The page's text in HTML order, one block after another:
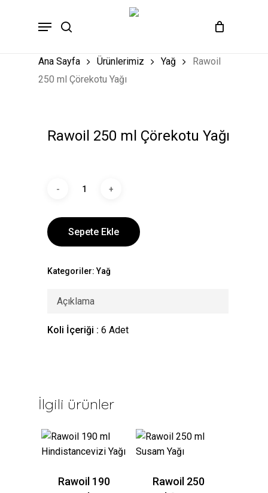
Menu
Ana Sayfa Ürünlerimiz Yağ
Rawoil
250 ml Çörekotu Yağı
Rawoil 250 ml Çörekotu Yağı
Sepete Ekle
Kategoriler:Yağ
Açıklama
Koli İçeriği : 6 Adet
İlgili ürünler
Rawoil 190
Rawoil 250